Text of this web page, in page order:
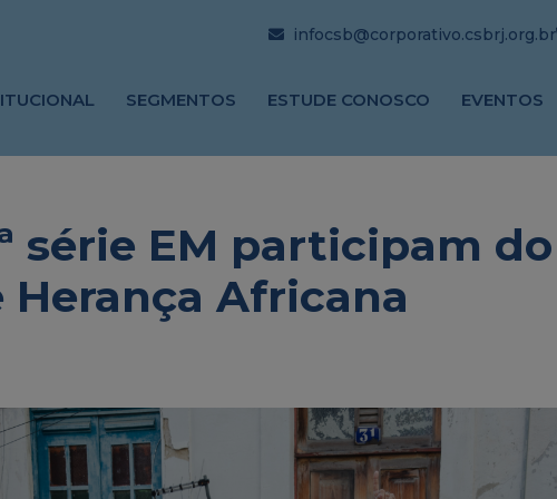
infocsb@corporativo.csbrj.org.br
SEGMENTOS ESTUDE CONOSCO EVENTOS